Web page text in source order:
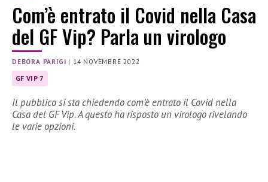
Com’è entrato il Covid nella Casa
del GF Vip? Parla un virologo
DEBORA PARIGI | 14 NOVEMBRE 2022
GF VIP 7
Il pubblico si sta chiedendo com’è entrato il Covid nella
Casa del GF Vip. A questo ha risposto un virologo rivelando
le varie opzioni.